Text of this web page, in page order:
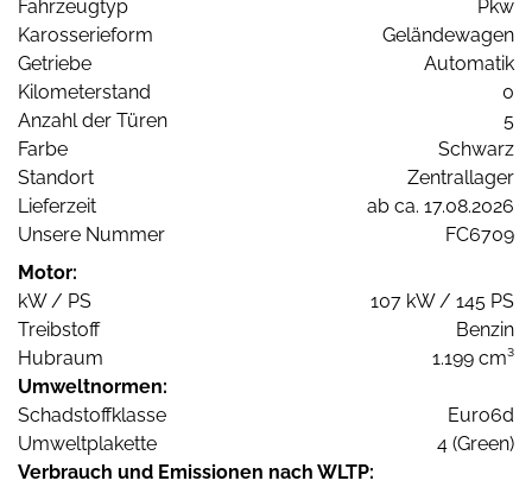
Fahrzeugtyp
Pkw
Karosserieform
Geländewagen
Getriebe
Automatik
Kilometerstand
0
Anzahl der Türen
5
Farbe
Schwarz
Standort
Zentrallager
Lieferzeit
ab ca. 17.08.2026
Unsere Nummer
FC6709
Motor:
kW / PS
107 kW / 145 PS
Treibstoff
Benzin
Hubraum
1.199 cm³
Umweltnormen:
Schadstoffklasse
Euro6d
Umweltplakette
4 (Green)
Verbrauch und Emissionen nach WLTP: